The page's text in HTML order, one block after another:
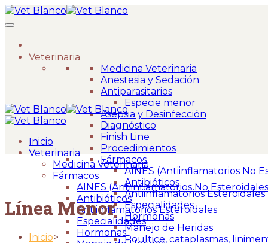
Veterinaria
Medicina Veterinaria
Anestesia y Sedación
Antiparasitarios
Especie menor
Asepsia y Desinfección
Diagnóstico
Finish Line
Procedimientos
Fármacos
AINES (Antiinflamatorios No
Antibióticos
Antiinflamatorios Esteroidales
Especialidades
Hormonas
Manejo de Heridas
Poultice, cataplasmas,
Inicio
Veterinaria
Medicina Veterinaria
Fármacos
AINES (Antiinflamatorios No
Antibióticos
Antiinflamatorios Esteroidales
Especialidades
Hormonas
Línea Menor
Inicio>